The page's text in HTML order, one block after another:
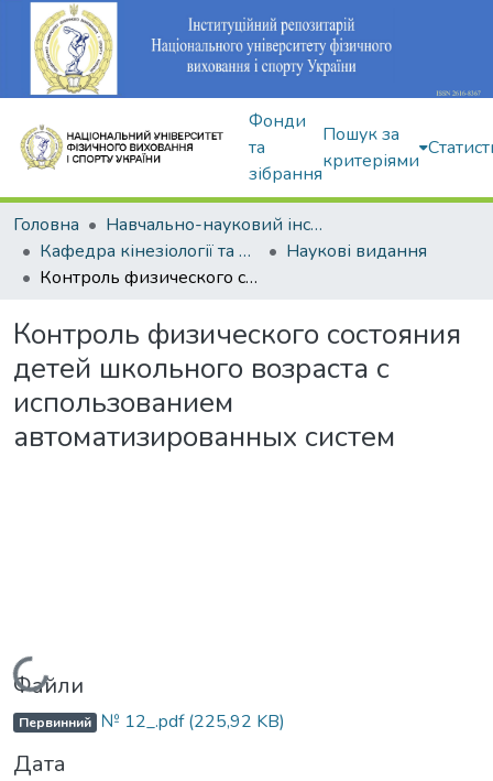
Фонди
та
зібрання
Пошук за
критеріями
Головна
Навчально-науковий інститут здоров'я, реабілітації та фізичного виховання
Кафедра кінезіології та фізкультурно-спортивної реабілітації
Наукові видання
Контроль физического состояния детей школьного возраста с использованием автоматизированных систем
Контроль физического состояния
детей школьного возраста с
использованием
автоматизированных систем
Вантажиться...
Файли
Первинний № 12_.pdf(225,92 KB)
Дата